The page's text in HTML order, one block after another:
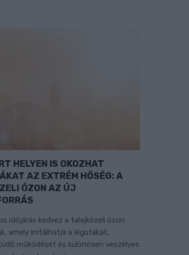
HELYEN IS OKOZHAT
AZ EXTRÉM HŐSÉG: A
ÓZON AZ ÚJ
időjárás kedvez a talajközeli ózon
amely irritálhatja a légutakat,
működését és különösen veszélyes